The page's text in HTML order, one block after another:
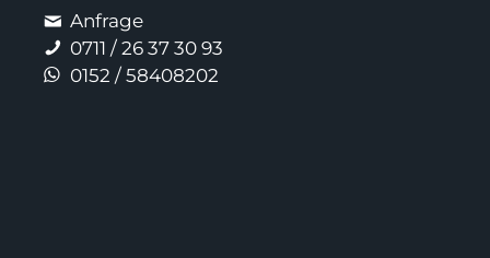
Anfrage
0711 / 26 37 30 93
0152 / 58408202